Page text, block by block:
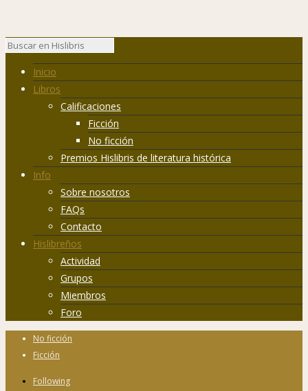
Inicio
Libros
Calificaciones
Ficción
No ficción
Premios Hislibris de literatura histórica
Info
Sobre nosotros
FAQs
Contacto
Hislibreños
Actividad
Grupos
Miembros
Foro
No ficción
Ficción
Following